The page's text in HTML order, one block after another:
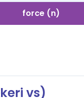
force (n)
vs)